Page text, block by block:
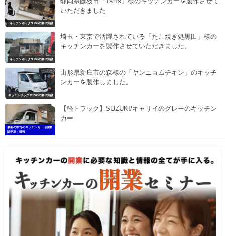
キッチンボックス453の製作実績
いただきました
キッチンボックス453の製作実績
埼玉・東京で活躍されている「たこ焼き処黒田」様の
キッチンカーを製作させていただきました。
キッチンボックス1000の製作実績
山形県新庄市の森様の「ヤンニョムチキン」のキッチ
ンカーを製作しました。
最新の中古のキッチンカー（移動
販売車）情報
【軽トラック】SUZUKI/キャリイのグレーのキッチン
カー